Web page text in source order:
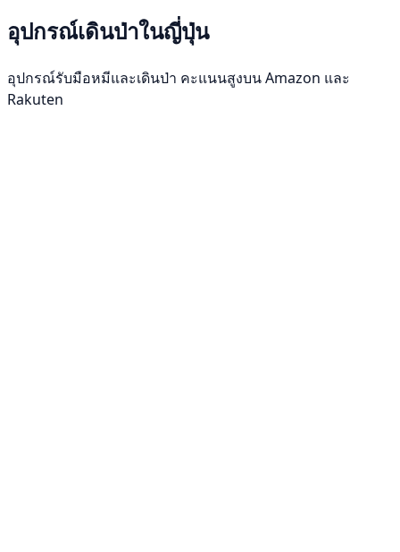
อุปกรณ์เดินป่าในญี่ปุ่น
อุปกรณ์รับมือหมีและเดินป่า คะแนนสูงบน Amazon และ
Rakuten